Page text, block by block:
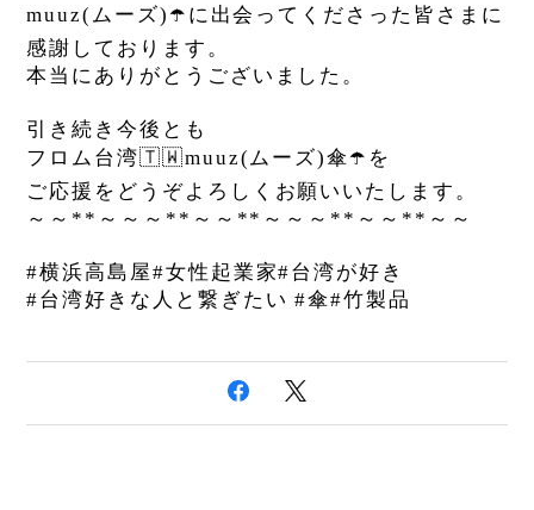
muuz( ムーズ) ☂️ に出会ってくださった皆さまに
感謝しております。
本当にありがとうございました。
引き続き今後とも
フロム台湾🇹🇼muuz( ムーズ)傘 ☂️ を
ご応援をどうぞよろしくお願いいたします。
～～ ** ～～～ ** ～～ ** ～～～ ** ～～ ** ～～
#横浜高島屋#女性起業家#台湾が好き
#台湾好きな人と繋ぎたい #傘#竹製品